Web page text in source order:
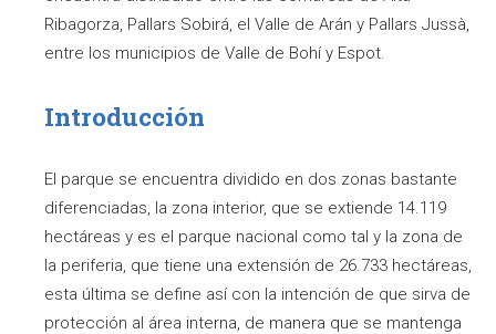
Ribagorza, Pallars Sobirá, el Valle de Arán y Pallars Jussà,
entre los municipios de Valle de Bohí y Espot.
Introducción
El parque se encuentra dividido en dos zonas bastante
diferenciadas, la zona interior, que se extiende 14.119
hectáreas y es el parque nacional como tal y la zona de
la periferia, que tiene una extensión de 26.733 hectáreas,
esta última se define así con la intención de que sirva de
protección al área interna, de manera que se mantenga